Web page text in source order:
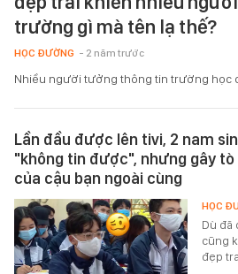
trường gì mà tên lạ thế?
HỌC ĐƯỜNG - 2 năm trước
Nhiều người tưởng thông tin trường học
Lần đầu được lên tivi, 2 nam
"không tin được", nhưng gây
của cậu bạn ngoài cùng
Dù đã
cũng
đẹp
HỌC